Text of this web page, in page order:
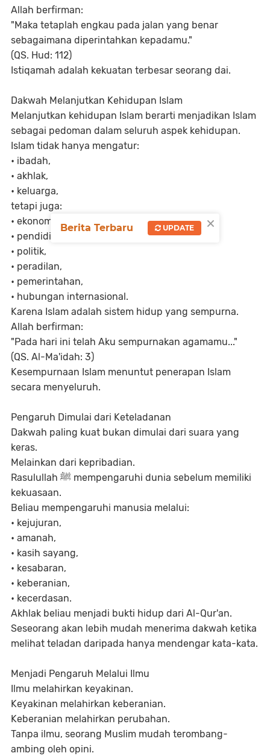
Allah berfirman:
"Maka tetaplah engkau pada jalan yang benar
sebagaimana diperintahkan kepadamu."
(QS. Hud: 112)
Istiqamah adalah kekuatan terbesar seorang dai.
Dakwah Melanjutkan Kehidupan Islam
Melanjutkan kehidupan Islam berarti menjadikan Islam
sebagai pedoman dalam seluruh aspek kehidupan.
Islam tidak hanya mengatur:
• ibadah,
• akhlak,
• keluarga,
tetapi juga:
• ekonomi,
• pendidikan,
• politik,
• peradilan,
• pemerintahan,
• hubungan internasional.
Karena Islam adalah sistem hidup yang sempurna.
Allah berfirman:
"Pada hari ini telah Aku sempurnakan agamamu..."
(QS. Al-Ma'idah: 3)
Kesempurnaan Islam menuntut penerapan Islam
secara menyeluruh.
Pengaruh Dimulai dari Keteladanan
Dakwah paling kuat bukan dimulai dari suara yang
keras.
Melainkan dari kepribadian.
Rasulullah ﷺ mempengaruhi dunia sebelum memiliki
kekuasaan.
Beliau mempengaruhi manusia melalui:
• kejujuran,
• amanah,
• kasih sayang,
• kesabaran,
• keberanian,
• kecerdasan.
Akhlak beliau menjadi bukti hidup dari Al-Qur'an.
Seseorang akan lebih mudah menerima dakwah ketika
melihat teladan daripada hanya mendengar kata-kata.
Menjadi Pengaruh Melalui Ilmu
Ilmu melahirkan keyakinan.
Keyakinan melahirkan keberanian.
Keberanian melahirkan perubahan.
Tanpa ilmu, seorang Muslim mudah terombang-
ambing oleh opini.
×
Berita Terbaru UPDATE